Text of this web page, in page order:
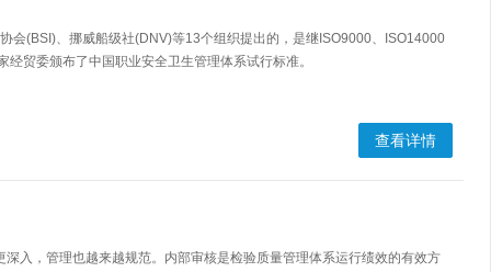
会(BSI)、挪威船级社(DNV)等13个组织提出的，是继ISO9000、ISO14000
贸委颁布了中国职业安全卫生管理体系试行标准。
查看详情
入，管理也越来越规范。内部审核是检验质量管理体系运行绩效的有效方